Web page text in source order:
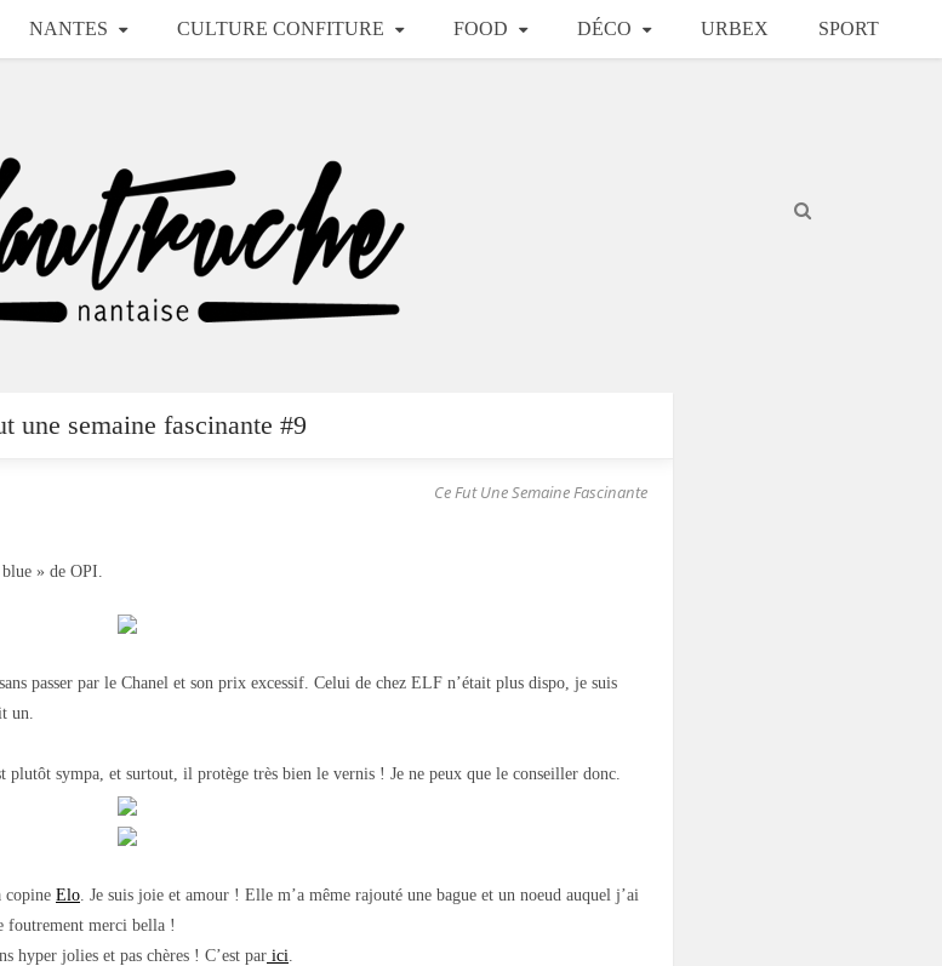
NANTES CULTURE CONFITURE FOOD DÉCO URBEX SPORT
une semaine fascinante #9
Ce Fut Une Semaine Fascinante
» de OPI.
passer par le Chanel et son prix excessif. Celui de chez ELF n’était plus dispo, je suis
un.
plutôt sympa, et surtout, il protège très bien le vernis ! Je ne peux que le conseiller donc.
copine Elo. Je suis joie et amour ! Elle m’a même rajouté une bague et un noeud auquel j’ai
foutrement merci bella !
hyper jolies et pas chères ! C’est par ici.